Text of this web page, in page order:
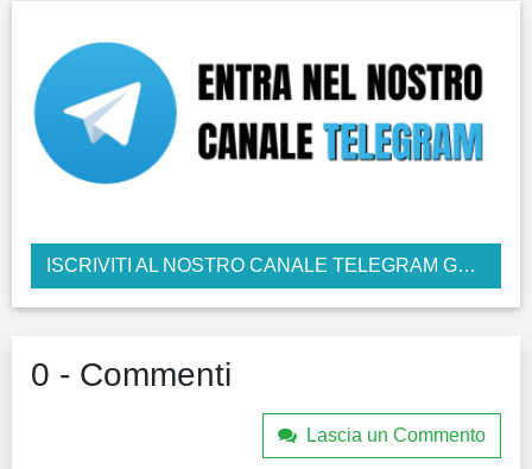
ISCRIVITI AL NOSTRO CANALE TELEGRAM GRATUITO
0 - Commenti
Lascia un Commento